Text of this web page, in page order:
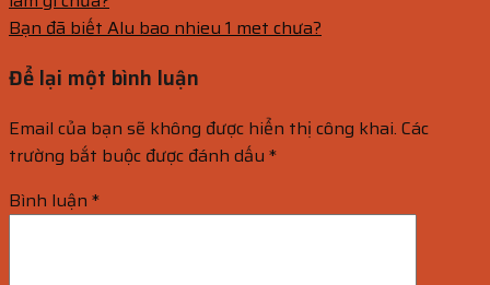
Bạn đã biết Alu bao nhieu 1 met chưa?
Để lại một bình luận
Email của bạn sẽ không được hiển thị công khai. Các
trường bắt buộc được đánh dấu *
Bình luận *